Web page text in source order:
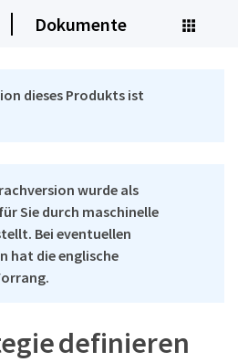
Dokumente
dieses Produkts ist
wurde als
Sie durch maschinelle
Bei eventuellen
hat die englische
definieren